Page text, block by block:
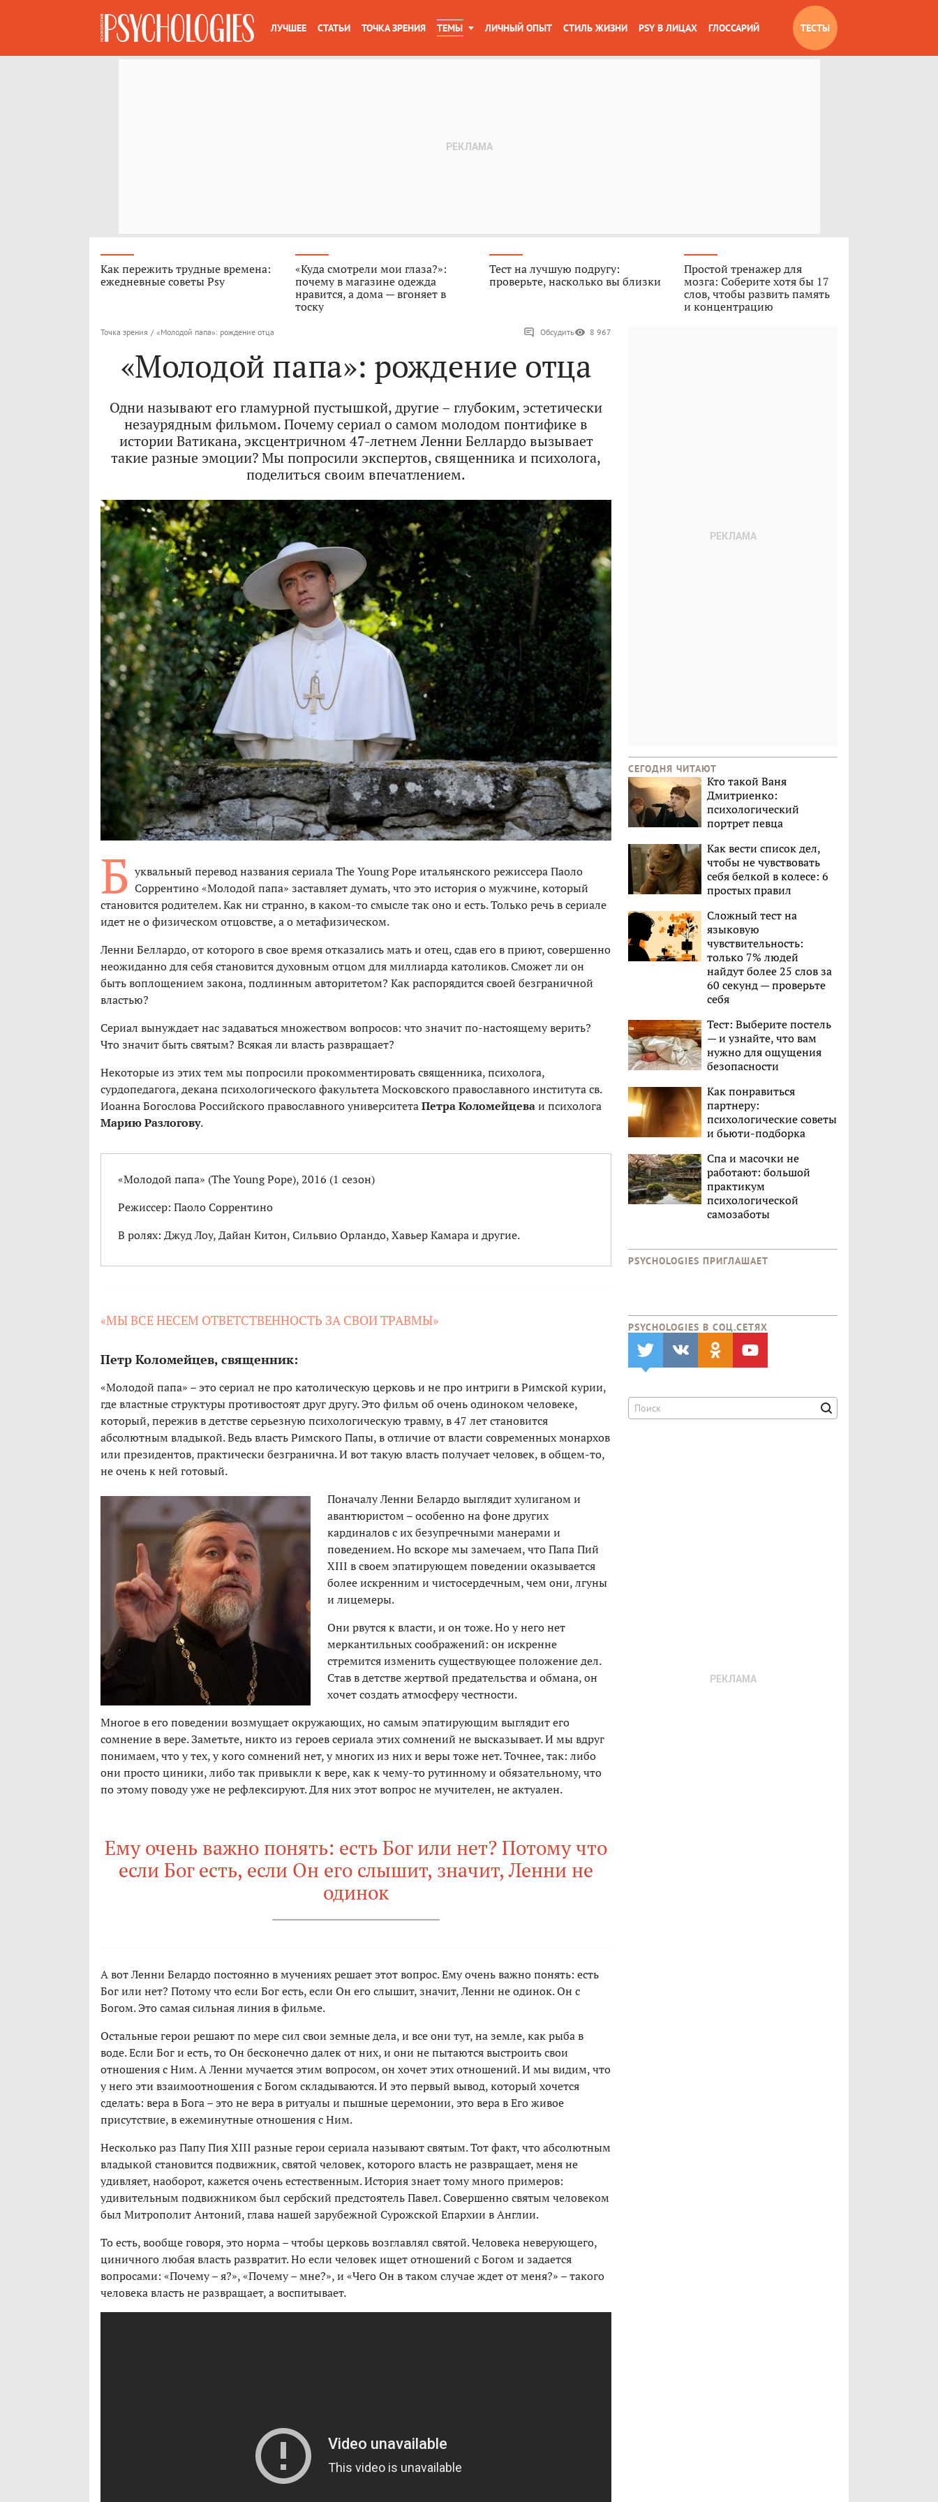
ЛУЧШЕЕ СТАТЬИ ТОЧКА ЗРЕНИЯ ТЕМЫ ЛИЧНЫЙ ОПЫТ СТИЛЬ ЖИЗНИ PSY В ЛИЦАХ ГЛОССАРИЙ ТЕСТЫ
Как пережить трудные времена:
ежедневные советы Psy
«Куда смотрели мои глаза?»:
почему в магазине одежда
нравится, а дома — вгоняет в
тоску
Тест на лучшую подругу:
проверьте, насколько вы близки
Простой тренажер для
мозга: Соберите хотя бы 17
слов, чтобы развить память
и концентрацию
Точка зрения / «Молодой папа»: рождение отца Обсудить 8 967
«Молодой папа»: рождение отца
Одни называют его гламурной пустышкой, другие – глубоким, эстетически
незаурядным фильмом. Почему сериал о самом молодом понтифике в
истории Ватикана, эксцентричном 47-летнем Ленни Беллардо вызывает
такие разные эмоции? Мы попросили экспертов, священника и психолога,
поделиться своим впечатлением.
Б уквальный перевод названия сериала The Young Pope итальянского режиссера Паоло
Соррентино «Молодой папа» заставляет думать, что это история о мужчине, который
становится родителем. Как ни странно, в каком-то смысле так оно и есть. Только речь в сериале
идет не о физическом отцовстве, а о метафизическом.
Ленни Беллардо, от которого в свое время отказались мать и отец, сдав его в приют, совершенно
неожиданно для себя становится духовным отцом для миллиарда католиков. Сможет ли он
быть воплощением закона, подлинным авторитетом? Как распорядится своей безграничной
властью?
Сериал вынуждает нас задаваться множеством вопросов: что значит по-настоящему верить?
Что значит быть святым? Всякая ли власть развращает?
Некоторые из этих тем мы попросили прокомментировать священника, психолога,
сурдопедагога, декана психологического факультета Московского православного института св.
Иоанна Богослова Российского православного университетаПетра Коломейцеваи психолога
Марию Разлогову.
«Молодой папа» (The Young Pope), 2016 (1 сезон)
Режиссер: Паоло Соррентино
В ролях: Джуд Лоу, Дайан Китон, Сильвио Орландо, Хавьер Камара и другие.
«МЫ ВСЕ НЕСЕМ ОТВЕТСТВЕННОСТЬ ЗА СВОИ ТРАВМЫ»
Петр Коломейцев, священник:
«Молодой папа» – это сериал не про католическую церковь и не про интриги в Римской курии,
где властные структуры противостоят друг другу. Это фильм об очень одиноком человеке,
который, пережив в детстве серьезную психологическую травму, в 47 лет становится
абсолютным владыкой. Ведь власть Римского Папы, в отличие от власти современных монархов
или президентов, практически безгранична. И вот такую власть получает человек, в общем-то,
не очень к ней готовый.
Поначалу Ленни Белардо выглядит хулиганом и
авантюристом – особенно на фоне других
кардиналов с их безупречными манерами и
поведением. Но вскоре мы замечаем, что Папа Пий
XIII в своем эпатирующем поведении оказывается
более искренним и чистосердечным, чем они, лгуны
и лицемеры.
Они рвутся к власти, и он тоже. Но у него нет
меркантильных соображений: он искренне
стремится изменить существующее положение дел.
Став в детстве жертвой предательства и обмана, он
хочет создать атмосферу честности.
Многое в его поведении возмущает окружающих, но самым эпатирующим выглядит его
сомнение в вере. Заметьте, никто из героев сериала этих сомнений не высказывает. И мы вдруг
понимаем, что у тех, у кого сомнений нет, у многих из них и веры тоже нет. Точнее, так: либо
они просто циники, либо так привыкли к вере, как к чему-то рутинному и обязательному, что
по этому поводу уже не рефлексируют. Для них этот вопрос не мучителен, не актуален.
Ему очень важно понять: есть Бог или нет? Потому что
если Бог есть, если Он его слышит, значит, Ленни не
одинок
А вот Ленни Белардо постоянно в мучениях решает этот вопрос. Ему очень важно понять: есть
Бог или нет? Потому что если Бог есть, если Он его слышит, значит, Ленни не одинок. Он с
Богом. Это самая сильная линия в фильме.
Остальные герои решают по мере сил свои земные дела, и все они тут, на земле, как рыба в
воде. Если Бог и есть, то Он бесконечно далек от них, и они не пытаются выстроить свои
отношения с Ним. А Ленни мучается этим вопросом, он хочет этих отношений. И мы видим, что
у него эти взаимоотношения с Богом складываются. И это первый вывод, который хочется
сделать: вера в Бога – это не вера в ритуалы и пышные церемонии, это вера в Его живое
присутствие, в ежеминутные отношения с Ним.
Несколько раз Папу Пия XIII разные герои сериала называют святым. Тот факт, что абсолютным
владыкой становится подвижник, святой человек, которого власть не развращает, меня не
удивляет, наоборот, кажется очень естественным. История знает тому много примеров:
удивительным подвижником был сербский предстоятель Павел. Совершенно святым человеком
был Митрополит Антоний, глава нашей зарубежной Сурожской Епархии в Англии.
То есть, вообще говоря, это норма – чтобы церковь возглавлял святой. Человека неверующего,
циничного любая власть развратит. Но если человек ищет отношений с Богом и задается
вопросами: «Почему – я?», «Почему – мне?», и «Чего Он в таком случае ждет от меня?» – такого
человека власть не развращает, а воспитывает.
СЕГОДНЯ ЧИТАЮТ
Кто такой Ваня
Дмитриенко:
психологический
портрет певца
Как вести список дел,
чтобы не чувствовать
себя белкой в колесе: 6
простых правил
Сложный тест на
языковую
чувствительность:
только 7% людей
найдут более 25 слов за
60 секунд — проверьте
себя
Тест: Выберите постель
— и узнайте, что вам
нужно для ощущения
безопасности
Как понравиться
партнеру:
психологические советы
и бьюти-подборка
Спа и масочки не
работают: большой
практикум
психологической
самозаботы
PSYCHOLOGIES ПРИГЛАШАЕТ
PSYCHOLOGIES В CОЦ.СЕТЯХ